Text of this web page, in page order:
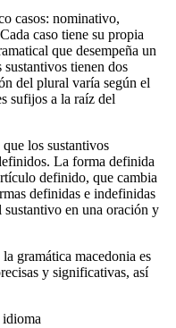
casos: nominativo,
caso tiene su propia
que desempeña un
tienen dos
del plural varía según el
sufijos a la raíz del
los sustantivos
La forma definida
definido, que cambia
definidas e indefinidas
sustantivo en una oración y
gramática macedonia es
y significativas, así